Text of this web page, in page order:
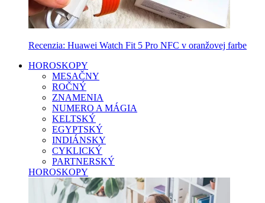
Recenzia: Huawei Watch Fit 5 Pro NFC v oranžovej farbe
HOROSKOPY
MESAČNY
ROČNÝ
ZNAMENIA
NUMERO A MÁGIA
KELTSKÝ
EGYPTSKÝ
INDIÁNSKY
CYKLICKÝ
PARTNERSKÝ
HOROSKOPY